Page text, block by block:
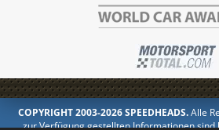
COPYRIGHT 2003-2026 SPEEDHEADS.Alle
zur Verfügung gestellten Informationen